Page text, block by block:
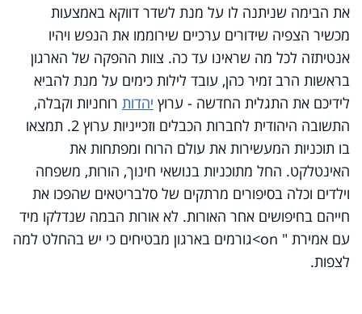
את הבימה שניתנה לו על מנת לשדר דווקא באמצעות
מכשיר הצפיה שידורים ערכיים שירוממו את הנפש ויהיו
אנטיתזה לכל מה שראינו עד כה. צוות ההפקה של הארגון
בראשות הרב זמיר כהן, עובד לילות כימים על מנת להביא
לידיכם את התגלית החדשה - ערוץ יהדות רוחניות וקבלה,
התשובה היהודית לחברות הכבלים וזכייניות ערוץ 2. תמצאו
בו תוכניות המעשירות את עולם הרוח ומפתחות את
האינטלקט. החל מתוכניות בנושאי חינוך, הורות, משפחה
וילדים וכלה בסיפורים מרתקים של סלבריטאים שהפכו את
חייהם בחיפושים אחר האורות. לא אורות הבמה שנדלקו מיד
עם אמירת " on>גורמים בארגון מבטיחים כי יש בהחלט למה
לצפות.